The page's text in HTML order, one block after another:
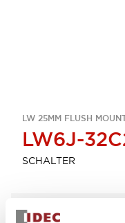
LW 25MM FLUSH
LW6J-
SCHALTER
Menge auswählen